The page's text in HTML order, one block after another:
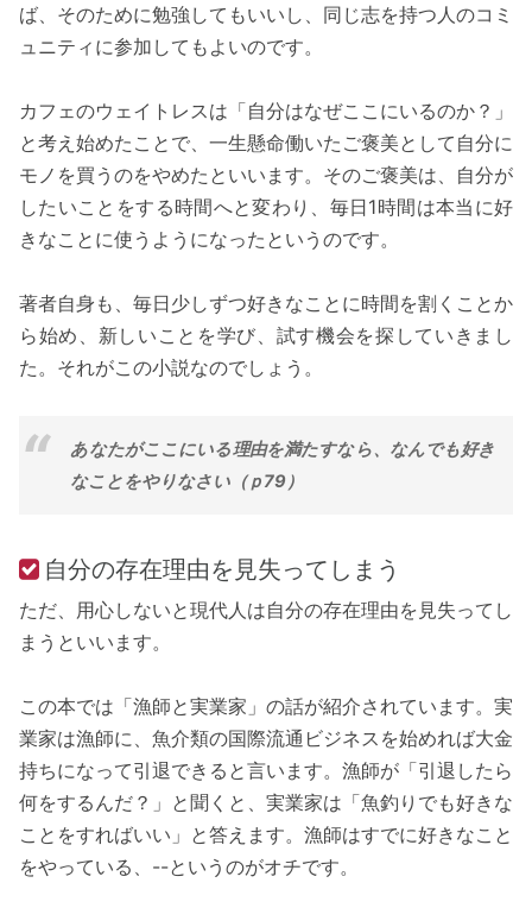
ば、そのために勉強してもいいし、同じ志を持つ人のコミ
ュニティに参加してもよいのです。
カフェのウェイトレスは「自分はなぜここにいるのか？」
と考え始めたことで、一生懸命働いたご褒美として自分に
モノを買うのをやめたといいます。そのご褒美は、自分が
したいことをする時間へと変わり、毎日1時間は本当に好
きなことに使うようになったというのです。
著者自身も、毎日少しずつ好きなことに時間を割くことか
ら始め、新しいことを学び、試す機会を探していきまし
た。それがこの小説なのでしょう。
あなたがここにいる理由を満たすなら、なんでも好き
なことをやりなさい（ｐ79）
自分の存在理由を見失ってしまう
ただ、用心しないと現代人は自分の存在理由を見失ってし
まうといいます。
この本では「漁師と実業家」の話が紹介されています。実
業家は漁師に、魚介類の国際流通ビジネスを始めれば大金
持ちになって引退できると言います。漁師が「引退したら
何をするんだ？」と聞くと、実業家は「魚釣りでも好きな
ことをすればいい」と答えます。漁師はすでに好きなこと
をやっている、--というのがオチです。